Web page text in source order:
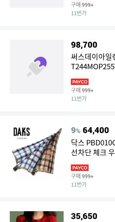
구매 999+
11번가
98,700
써스데이아일
구매 999+
11번가
9% 64,400
닥스
선차단 체크
구매 999+
11번가
35,650